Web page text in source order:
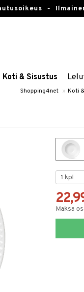
-
Koti & Sisustus
Shopping4net » Koti
Maksa